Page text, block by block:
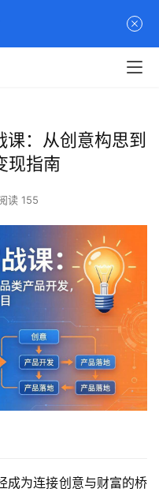
：从创意构思到
现指南
读 155
成为连接创意与财富的桥